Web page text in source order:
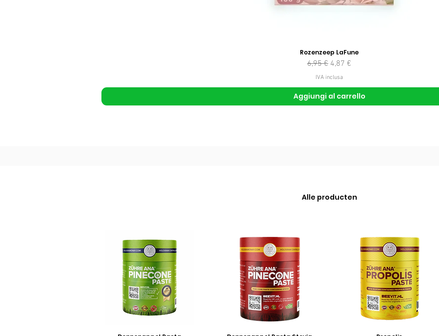
Rozenzeep LaFune
Prezzo regolare
6,95 € Prezzo scontato
4,87 €
IVA inclusa
Aggiungi al carrello
Alle producten